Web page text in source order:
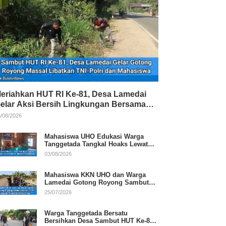
HUT RI Ke-81, Desa Lamedai
Aksi Bersih Lingkungan Bersama
Polri
08/2026
Mahasiswa UHO Edukasi Warga
Tanggetada Tangkal Hoaks Lewat
Program Literasi
03/08/2026
Mahasiswa KKN UHO dan Warga
Lamedai Gotong Royong Sambut
HUT Ke-81 RI
25/07/2026
Warga Tanggetada Bersatu
Bersihkan Desa Sambut HUT Ke-81